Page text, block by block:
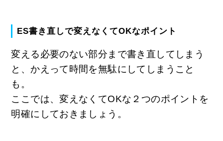
ES書き直しで変えなくてOKなポイント
変える必要のない部分まで書き直してしまう
と、かえって時間を無駄にしてしまうこと
も。
ここでは、変えなくてOKな２つのポイントを
明確にしておきましょう。